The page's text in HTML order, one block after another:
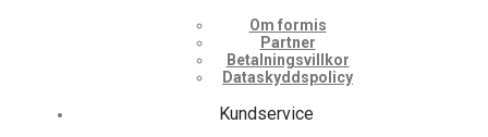
Om formis
Partner
Betalningsvillkor
Dataskyddspolicy
Kundservice